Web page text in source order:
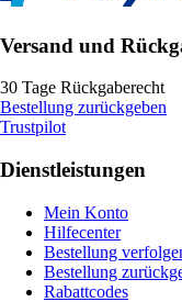
Versand und
30 Tage Rückgaberecht
Bestellung zurückgeben
Trustpilot
Dienstleistungen
Mein Konto
Hilfecenter
Bestellung
Bestellung
Rabattcodes